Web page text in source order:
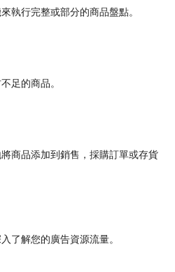
執行完整或部分的商品盤點。
足的商品。
商品添加到銷售，採購訂單或存貨
了解您的廣告資源流量。